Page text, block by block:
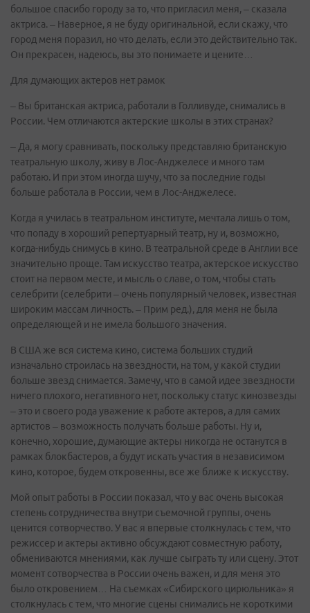
большое спасибо городу за то, что пригласил меня, – сказала
актриса. – Наверное, я не буду оригинальной, если скажу, что
город меня поразил, но что делать, если это действительно так.
Он прекрасен, надеюсь, вы это понимаете и цените…
Для думающих актеров нет рамок
– Вы британская актриса, работали в Голливуде, снимались в
России. Чем отличаются актерские школы в этих странах?
– Да, я могу сравнивать, поскольку представляю британскую
театральную школу, живу в Лос-Анджелесе и много там
работаю. И при этом иногда шучу, что за последние годы
больше работала в России, чем в Лос-Анджелесе.
Когда я училась в театральном институте, мечтала лишь о том,
что попаду в хороший репертуарный театр, ну и, возможно,
когда-нибудь снимусь в кино. В театральной среде в Англии все
значительно проще. Там искусство театра, актерское искусство
стоит на первом месте, и мысль о славе, о том, чтобы стать
селебрити (селебрити – очень популярный человек, известная
широким массам личность. – Прим ред.), для меня не была
определяющей и не имела большого значения.
В США же вся система кино, система больших студий
изначально строилась на звездности, на том, у какой студии
больше звезд снимается. Замечу, что в самой идее звездности
ничего плохого, негативного нет, поскольку статус кинозвезды
– это и своего рода уважение к работе актеров, а для самих
артистов – возможность получать больше работы. Ну и,
конечно, хорошие, думающие актеры никогда не останутся в
рамках блокбастеров, а будут искать участия в независимом
кино, которое, будем откровенны, все же ближе к искусству.
Мой опыт работы в России показал, что у вас очень высокая
степень сотрудничества внутри съемочной группы, очень
ценится сотворчество. У вас я впервые столкнулась с тем, что
режиссер и актеры активно обсуждают совместную работу,
обмениваются мнениями, как лучше сыграть ту или сцену. Этот
момент сотворчества в России очень важен, и для меня это
было откровением… На съемках «Сибирского цирюльника» я
столкнулась с тем, что многие сцены снимались не короткими